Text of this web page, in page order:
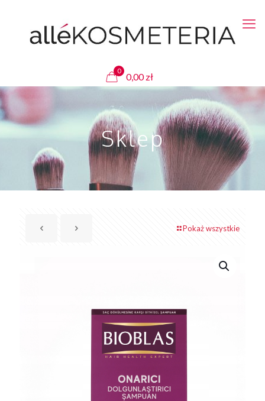
0
0,00zł
Sklep
Pokaż wszystkie